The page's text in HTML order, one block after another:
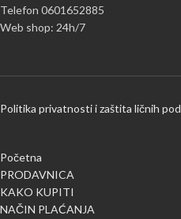
Telefon 0601652885
Web shop: 24h/7
Politika privatnosti i zaštita ličnih
Početna
PRODAVNICA
KAKO KUPITI
NAČIN PLAĆANJA